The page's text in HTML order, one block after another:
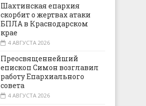
Шахтинская епархия
скорбит о жертвах атаки
БПЛА в Краснодарском
крае
4 АВГУСТА 2026
Преосвященнейший
епископ Симон возглавил
работу Епархиального
совета
4 АВГУСТА 2026